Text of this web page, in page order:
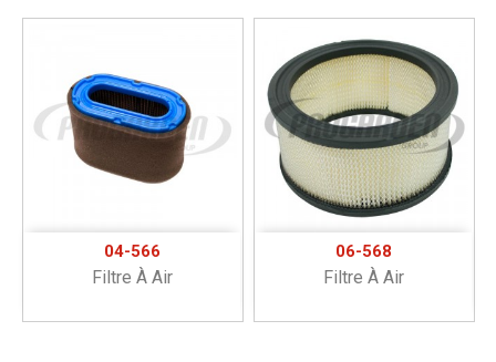
04-566
Filtre À Air
06-568
Filtre À Air